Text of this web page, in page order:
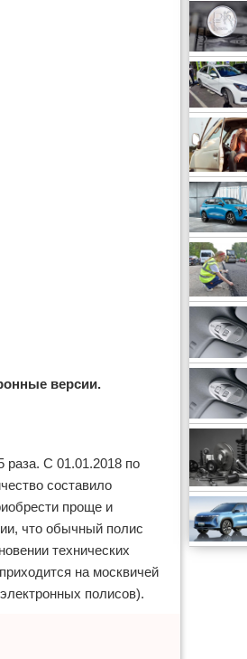
версии.
раза. С 01.01.2018 по
составило
проще и
что обычный полис
технических
на москвичей
полисов).